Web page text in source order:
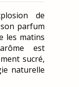
de
parfum
les matins
est
sucré,
naturelle